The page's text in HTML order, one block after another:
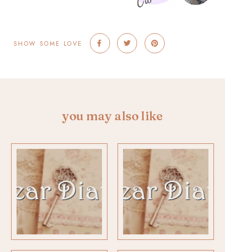
SHOW SOME LOVE
you may also like